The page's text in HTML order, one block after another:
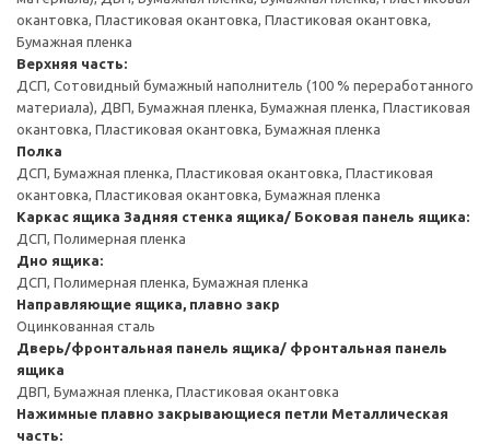
окантовка, Пластиковая окантовка, Пластиковая окантовка,
Бумажная пленка
Верхняя часть:
ДСП, Сотовидный бумажный наполнитель (100 % переработанного
материала), ДВП, Бумажная пленка, Бумажная пленка, Пластиковая
окантовка, Пластиковая окантовка, Бумажная пленка
Полка
ДСП, Бумажная пленка, Пластиковая окантовка, Пластиковая
окантовка, Пластиковая окантовка, Бумажная пленка
Каркас ящика Задняя стенка ящика/ Боковая панель ящика:
ДСП, Полимерная пленка
Дно ящика:
ДСП, Полимерная пленка, Бумажная пленка
Направляющие ящика, плавно закр
Оцинкованная сталь
Дверь/фронтальная панель ящика/ фронтальная панель
ящика
ДВП, Бумажная пленка, Пластиковая окантовка
Нажимные плавно закрывающиеся петли Металлическая
часть: